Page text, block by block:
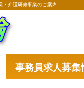
・介護研修事業のご案内
事務員求人募集